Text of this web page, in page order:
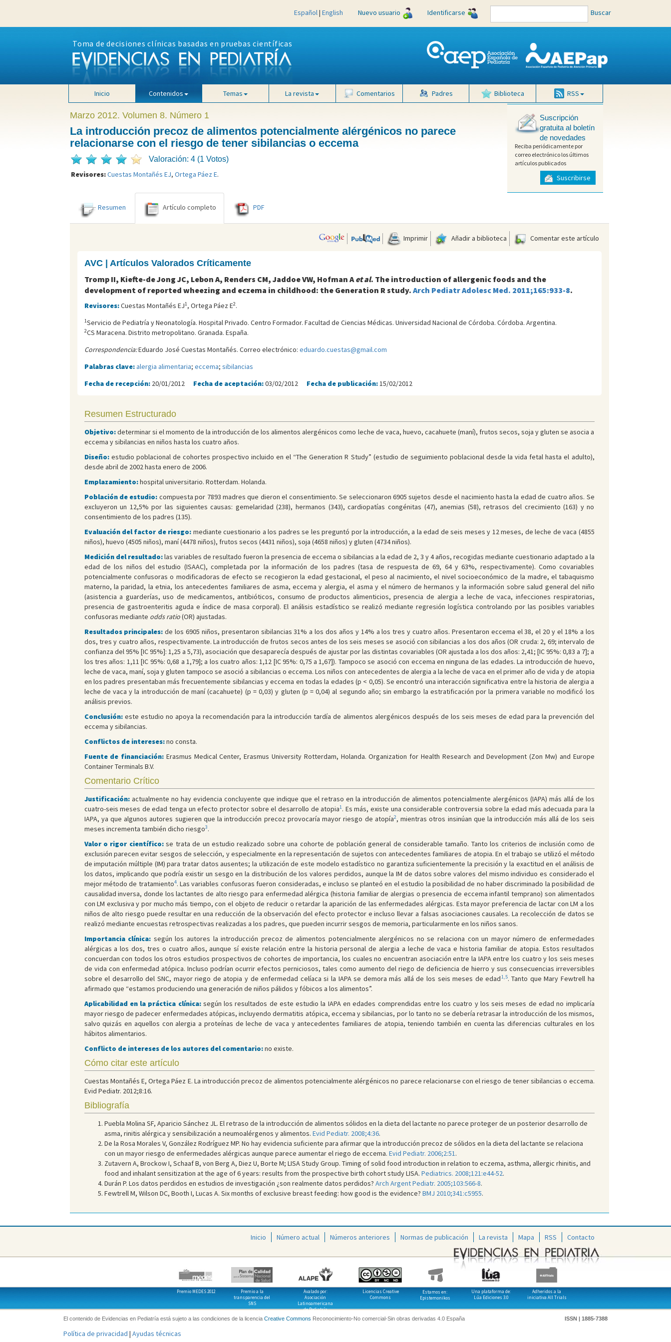
Español| English Nuevo usuario Identificarse Buscar
Toma de decisiones clínicas basadas en pruebas científicas
Inicio Contenidos Temas La revista Comentarios Padres Biblioteca RSS
Marzo 2012. Volumen 8. Número 1
La introducción precoz de alimentos potencialmente alérgénicos no parece
relacionarse con el riesgo de tener sibilancias o eccema
Valoración: 4 (1 Votos)
Revisores:Cuestas Montañés EJ, Ortega Páez E.
Suscripción
gratuita al boletín
de novedades
Reciba periódicamente por
correo electrónico los últimos
artículos publicados
Suscribirse
Resumen Artículo completo PDF
Imprimir Añadir a biblioteca Comentar este artículo
AVC | Artículos Valorados Críticamente
Tromp II, Kiefte-de Jong JC, Lebon A, Renders CM, Jaddoe VW, Hofman Aet al. The introduction of allergenic foods and the
development of reported wheezing and eczema in childhood: the Generation R study. Arch Pediatr Adolesc Med. 2011;165:933-8.
Revisores:Cuestas Montañés EJ1, Ortega Páez E2.
1Servicio de Pediatría y Neonatología. Hospital Privado. Centro Formador. Facultad de Ciencias Médicas. Universidad Nacional de Córdoba. Córdoba. Argentina.
2CS Maracena. Distrito metropolitano. Granada. España.
Correspondencia:Eduardo José Cuestas Montañés. Correo electrónico: eduardo.cuestas@gmail.com
Palabras clave:alergia alimentaria; eccema; sibilancias
Fecha de recepción: 20/01/2012 Fecha de aceptación:03/02/2012 Fecha de publicación:15/02/2012
Resumen Estructurado
Objetivo:determinar si el momento de la introducción de los alimentos alergénicos como leche de vaca, huevo, cacahuete (maní), frutos secos, soja y gluten se asocia a
eccema y sibilancias en niños hasta los cuatro años.
Diseño:estudio poblacional de cohortes prospectivo incluido en el “The Generation R Study” (estudio de seguimiento poblacional desde la vida fetal hasta el adulto),
desde abril de 2002 hasta enero de 2006.
Emplazamiento:hospital universitario. Rotterdam. Holanda.
Población de estudio: compuesta por 7893 madres que dieron el consentimiento. Se seleccionaron 6905 sujetos desde el nacimiento hasta la edad de cuatro años. Se
excluyeron un 12,5% por las siguientes causas: gemelaridad (238), hermanos (343), cardiopatías congénitas (47), anemias (58), retrasos del crecimiento (163) y no
consentimiento de los padres (135).
Evaluación del factor de riesgo: mediante cuestionario a los padres se les preguntó por la introducción, a la edad de seis meses y 12 meses, de leche de vaca (4855
niños), huevo (4505 niños), maní (4478 niños), frutos secos (4431 niños), soja (4658 niños) y gluten (4734 niños).
Medición del resultado:las variables de resultado fueron la presencia de eccema o sibilancias a la edad de 2, 3 y 4 años, recogidas mediante cuestionario adaptado a la
edad de los niños del estudio (ISAAC), completada por la información de los padres (tasa de respuesta de 69, 64 y 63%, respectivamente). Como covariables
potencialmente confusoras o modificadoras de efecto se recogieron la edad gestacional, el peso al nacimiento, el nivel socioeconómico de la madre, el tabaquismo
materno, la paridad, la etnia, los antecedentes familiares de asma, eccema y alergia, el asma y el número de hermanos y la información sobre salud general del niño
(asistencia a guarderías, uso de medicamentos, antibióticos, consumo de productos alimenticios, presencia de alergia a leche de vaca, infecciones respiratorias,
presencia de gastroenteritis aguda e índice de masa corporal). El análisis estadístico se realizó mediante regresión logística controlando por las posibles variables
confusoras mediante odds ratio(OR) ajustadas.
Resultados principales: de los 6905 niños, presentaron sibilancias 31% a los dos años y 14% a los tres y cuatro años. Presentaron eccema el 38, el 20 y el 18% a los
dos, tres y cuatro años, respectivamente. La introducción de frutos secos antes de los seis meses se asoció con sibilancias a los dos años (OR cruda: 2, 69; intervalo de
confianza del 95% [IC 95%]: 1,25 a 5,73), asociación que desaparecía después de ajustar por las distintas covariables (OR ajustada a los dos años: 2,41; [IC 95%: 0,83 a 7]; a
los tres años: 1,11 [IC 95%: 0,68 a 1,79]; a los cuatro años: 1,12 [IC 95%: 0,75 a 1,67]). Tampoco se asoció con eccema en ninguna de las edades. La introducción de huevo,
leche de vaca, maní, soja y gluten tampoco se asoció a sibilancias o eccema. Los niños con antecedentes de alergia a la leche de vaca en el primer año de vida y de atopia
en los padres presentaban más frecuentemente sibilancias y eccema en todas la edades (p < 0,05). Se encontró una interacción significativa entre la historia de alergia a
leche de vaca y la introducción de maní (cacahuete) (p = 0,03) y gluten (p = 0,04) al segundo año; sin embargo la estratificación por la primera variable no modificó los
análisis previos.
Conclusión:este estudio no apoya la recomendación para la introducción tardía de alimentos alergénicos después de los seis meses de edad para la prevención del
eccema y sibilancias.
Conflictos de intereses:no consta.
Fuente de financiación: Erasmus Medical Center, Erasmus University Rotterdam, Holanda. Organization for Health Research and Development (Zon Mw) and Europe
Container Terminals B.V.
Comentario Crítico
Justificación:actualmente no hay evidencia concluyente que indique que el retraso en la introducción de alimentos potencialmente alergénicos (IAPA) más allá de los
cuatro-seis meses de edad tenga un efecto protector sobre el desarrollo de atopia1. Es más, existe una considerable controversia sobre la edad más adecuada para la
IAPA, ya que algunos autores sugieren que la introducción precoz provocaría mayor riesgo de atopía2, mientras otros insinúan que la introducción más allá de los seis
meses incrementa también dicho riesgo3.
Valor o rigor científico:se trata de un estudio realizado sobre una cohorte de población general de considerable tamaño. Tanto los criterios de inclusión como de
exclusión parecen evitar sesgos de selección, y especialmente en la representación de sujetos con antecedentes familiares de atopia. En el trabajo se utilizó el método
de imputación múltiple (IM) para tratar datos ausentes; la utilización de este modelo estadístico no garantiza suficientemente la precisión y la exactitud en el análisis de
los datos, implicando que podría existir un sesgo en la distribución de los valores perdidos, aunque la IM de datos sobre valores del mismo individuo es considerado el
mejor método de tratamiento4. Las variables confusoras fueron consideradas, e incluso se planteó en el estudio la posibilidad de no haber discriminado la posibilidad de
causalidad inversa, donde los lactantes de alto riesgo para enfermedad alérgica (historia familiar de alergias o presencia de eccema infantil temprano) son alimentados
con LM exclusiva y por mucho más tiempo, con el objeto de reducir o retardar la aparición de las enfermedades alérgicas. Esta mayor preferencia de lactar con LM a los
niños de alto riesgo puede resultar en una reducción de la observación del efecto protector e incluso llevar a falsas asociaciones causales. La recolección de datos se
realizó mediante encuestas retrospectivas realizadas a los padres, que pueden incurrir sesgos de memoria, particularmente en los niños sanos.
Importancia clínica: según los autores la introducción precoz de alimentos potencialmente alergénicos no se relaciona con un mayor número de enfermedades
alérgicas a los dos, tres o cuatro años, aunque sí existe relación entre la historia personal de alergia a leche de vaca e historia familiar de atopia. Estos resultados
concuerdan con todos los otros estudios prospectivos de cohortes de importancia, los cuales no encuentran asociación entre la IAPA entre los cuatro y los seis meses
de vida con enfermedad atópica. Incluso podrían ocurrir efectos perniciosos, tales como aumento del riego de deficiencia de hierro y sus consecuencias irreversibles
sobre el desarrollo del SNC, mayor riego de atopia y de enfermedad celíaca si la IAPA se demora más allá de los seis meses de edad1,5. Tanto que Mary Fewtrell ha
afirmado que “estamos produciendo una generación de niños pálidos y fóbicos a los alimentos”.
Aplicabilidad en la práctica clínica:según los resultados de este estudio la IAPA en edades comprendidas entre los cuatro y los seis meses de edad no implicaría
mayor riesgo de padecer enfermedades atópicas, incluyendo dermatitis atópica, eccema y sibilancias, por lo tanto no se debería retrasar la introducción de los mismos,
salvo quizás en aquellos con alergia a proteínas de leche de vaca y antecedentes familiares de atopia, teniendo también en cuenta las diferencias culturales en los
hábitos alimentarios.
Conflicto de intereses de los autores del comentario:no existe.
Cómo citar este artículo
Cuestas Montañés E, Ortega Páez E. La introducción precoz de alimentos potencialmente alérgénicos no parece relacionarse con el riesgo de tener sibilancias o eccema.
Evid Pediatr. 2012;8:16.
Bibliografía
Puebla Molina SF, Aparicio Sánchez JL. El retraso de la introducción de alimentos sólidos en la dieta del lactante no parece proteger de un posterior desarrollo de
asma, rinitis alérgica y sensibilización a neumoalérgenos y alimentos. Evid Pediatr. 2008;4:36.
De la Rosa Morales V, González Rodríguez MP. No hay evidencia suficiente para afirmar que la introducción precoz de sólidos en la dieta del lactante se relaciona
con un mayor riesgo de enfermedades alérgicas aunque parece aumentar el riego de eccema. Evid Pediatr. 2006;2:51.
Zutavern A, Brockow I, Schaaf B, von Berg A, Diez U, Borte M; LISA Study Group. Timing of solid food introduction in relation to eczema, asthma, allergic rhinitis, and
food and inhalant sensitization at the age of 6 years: results from the prospective birth cohort study LISA. Pediatrics. 2008;121:e44-52.
Durán P. Los datos perdidos en estudios de investigación ¿son realmente datos perdidos? Arch Argent Pediatr. 2005;103:566-8.
Fewtrell M, Wilson DC, Booth I, Lucas A. Six months of exclusive breast feeding: how good is the evidence? BMJ 2010;341:c5955.
Inicio Número actual Números anteriores Normas de publicación La revista Mapa RSS Contacto
Premio MEDES 2012
Premio a la
transparencia del
SNS
Avalado por:
Asociación
Latinoamericana
de Pediatría
Licencias Creative
Commons
Estamos en:
Epistemonikos
Una plataforma de:
Lúa Ediciones 3.0
Adheridos a la
iniciativa All Trials
El contenido de Evidencias en Pediatría está sujeto a las condiciones de la licencia Creative Commons Reconocimiento-No comercial-Sin obras derivadas 4.0 España ISSN | 1885-7388
Política de privacidad | Ayudas técnicas